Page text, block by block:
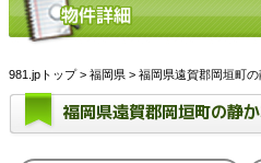
981.jpトップ> 福岡県 > 福岡県遠賀郡岡垣町
福岡県遠賀郡岡垣町の静